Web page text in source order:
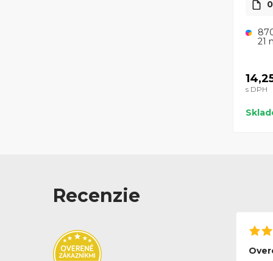
21
s DPH
Recenzie